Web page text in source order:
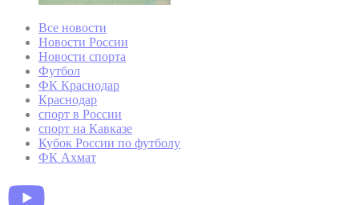
Все новости
Новости России
Новости спорта
Футбол
ФК Краснодар
Краснодар
спорт в России
спорт на Кавказе
Кубок России по футболу
ФК Ахмат